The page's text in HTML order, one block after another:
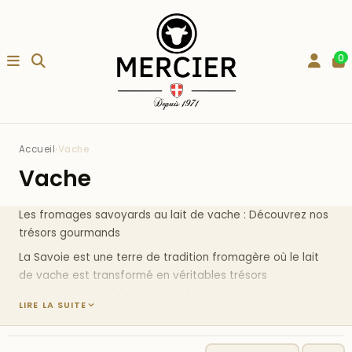
0
Accueil›Vache
Vache
Les fromages savoyards au lait de vache : Découvrez nos
trésors gourmands
La Savoie est une terre de tradition fromagère où le lait
de vache est transformé en véritables trésors
onctueuse et leur goût unique,
sont incontournables pour les amateurs de produits
LIRE LA SUITE